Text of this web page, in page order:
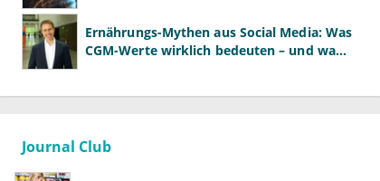
Ernährungs-Mythen aus Social Media: Was
CGM-Werte wirklich bedeuten – und was
Journal Club